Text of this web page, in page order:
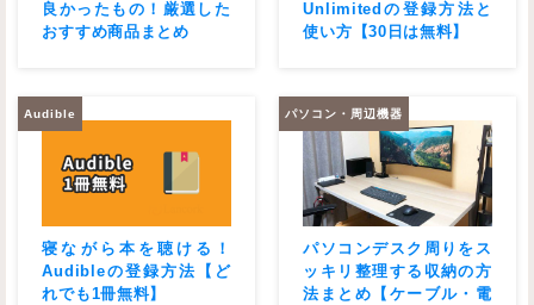
良かったもの！厳選した
おすすめ商品まとめ
Unlimitedの登録方法と
使い方【30日は無料】
Audible
寝ながら本を聴ける！
Audibleの登録方法【ど
れでも1冊無料】
パソコン・周辺機器
パソコンデスク周りをス
ッキリ整理する収納の方
法まとめ【ケーブル・電